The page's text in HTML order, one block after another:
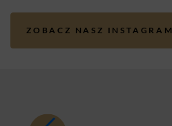
ZOBACZ NASZ INSTAGRAM